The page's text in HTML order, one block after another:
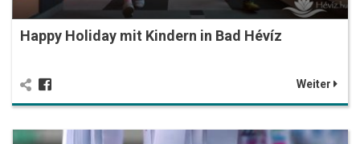
Happy Holiday mit Kindern in Bad Hévíz
Weiter